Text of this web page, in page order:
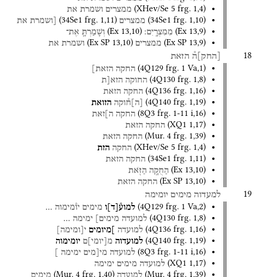
(XHev/Se 5 frg. 1,4) ממצרים ושמרת את
(34Se1 frg. 1,10) ממצרים (34Se1 frg. 1,11) [ושמרת את
(Ex 13,9) מִמִּצְרָֽיִם׃ (Ex 13,10) וְשָׁמַרְתָּ֛ אֶת־
(Ex SP 13,9) ממצרים (Ex SP 13,10) ושמרת את
18 החק ה֯ הזאת
(4Q129 frg. 1 Va,1) החקה הזאת]
(4Q130 frg. 1,8) החוקה הזא[ת
(4Q136 frg. 1,16) החקה הזאת
(4Q140 frg. 1,19) ה ח֯וקה הזואת
(8Q3 frg. 1-11 i,16) החקה ה]זאת
(XQ1 1,17) החקה הזאת
(Mur. 4 frg. 1,39) החקה הזאת
(XHev/Se 5 frg. 1,4) החקה הזת
(34Se1 frg. 1,11) החקה הזאת
(Ex 13,10) הַחֻקָּ֥ה הַזֹּ֖את
(Ex SP 13,10) החקה הזאת
19 למעדוה מימים יומימה
(4Q129 frg. 1 Va,2) למוע֯ ד ו מימים יו֯מימוה …
(4Q130 frg. 1,8) למועדה מימים] ימימה …
(4Q136 frg. 1,16) למועדה ]מיומים י ומימה
(4Q140 frg. 1,19) למועדוה מ יומי ם יומימוה
(8Q3 frg. 1-11 i,16) למועדה מי[מים ימימה
(XQ1 1,17) למועדה מימים ימימה
(Mur. 4 frg. 1,39) למועדה (Mur. 4 frg. 1,40) מימים